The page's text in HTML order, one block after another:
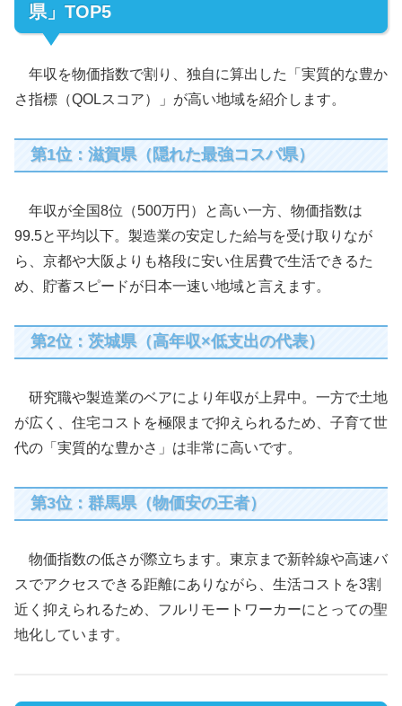
県」TOP5
年収を物価指数で割り、独自に算出した「実質的な豊か
さ指標（QOLスコア）」が高い地域を紹介します。
第1位：滋賀県（隠れた最強コスパ県）
年収が全国8位（500万円）と高い一方、物価指数は
99.5と平均以下。製造業の安定した給与を受け取りなが
ら、京都や大阪よりも格段に安い住居費で生活できるた
め、貯蓄スピードが日本一速い地域と言えます。
第2位：茨城県（高年収×低支出の代表）
研究職や製造業のベアにより年収が上昇中。一方で土地
が広く、住宅コストを極限まで抑えられるため、子育て世
代の「実質的な豊かさ」は非常に高いです。
第3位：群馬県（物価安の王者）
物価指数の低さが際立ちます。東京まで新幹線や高速バ
スでアクセスできる距離にありながら、生活コストを3割
近く抑えられるため、フルリモートワーカーにとっての聖
地化しています。